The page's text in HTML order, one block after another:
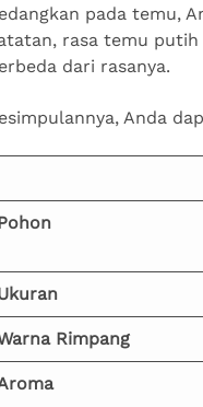
pada temu,
rasa temu
dari rasanya.
Anda
Rimpang